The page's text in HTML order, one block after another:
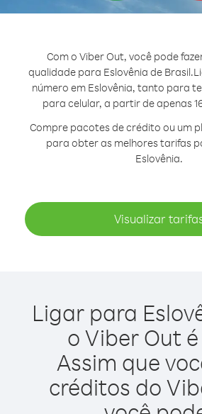
Com o Viber Out, você pode
qualidade para Eslovênia de Brasil.
número em Eslovênia, tanto para
para celular, a partir de apenas
Compre pacotes de crédito ou um
para obter as melhores tarifas
Eslovênia.
Visualizar
Ligar para
o Viber Out
Assim que
créditos do